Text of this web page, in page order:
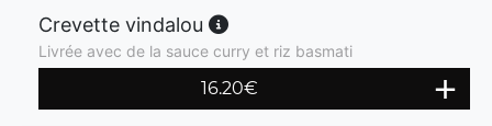
Crevette vindalou
Livrée avec de la sauce curry et riz basmati
16.20€